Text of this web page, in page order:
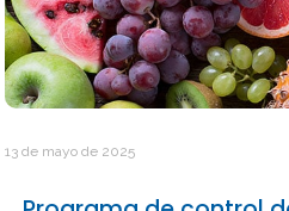
13 de mayo de 2025